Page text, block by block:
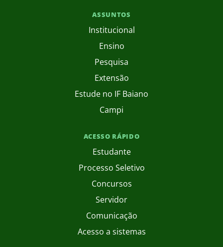
ASSUNTOS
Institucional
Ensino
Pesquisa
Extensão
Estude no IF Baiano
Campi
ACESSO RÁPIDO
Estudante
Processo Seletivo
Concursos
Servidor
Comunicação
Acesso a sistemas